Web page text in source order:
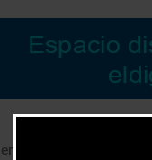
a vacunarse